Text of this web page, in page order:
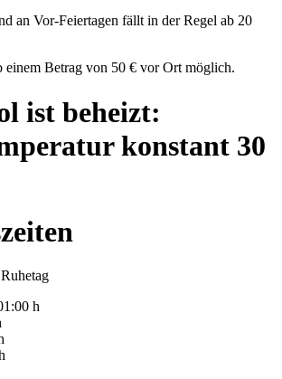
an Vor-Feiertagen fällt in der Regel ab 20
einem Betrag von 50 € vor Ort möglich.
ist beheizt:
konstant 30
1:00 h